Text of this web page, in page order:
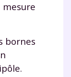
mesure
bornes